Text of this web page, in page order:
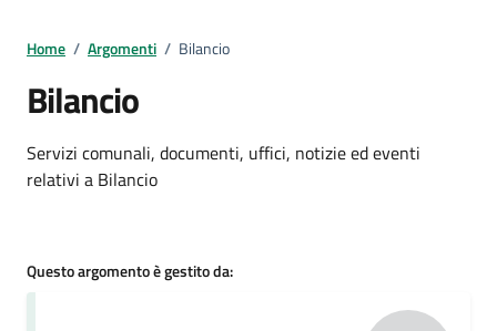
Home / Argomenti / Bilancio
Bilancio
Dettagli della notizia
Servizi comunali, documenti, uffici, notizie ed eventi
relativi a Bilancio
Questo argomento è gestito da: